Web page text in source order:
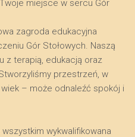
miejsce w sercu Gór
zagroda edukacyjna
Gór Stołowych. Naszą
z terapią, edukacją oraz
przestrzeń, w
– może odnaleźć spokój i
wykwalifikowana